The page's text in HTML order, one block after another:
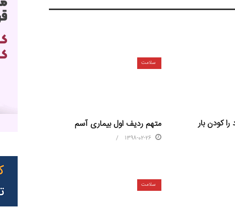
کودن بار
سلامت
متهم ردیف اول بیماری آسم
1398-02-26
سلامت